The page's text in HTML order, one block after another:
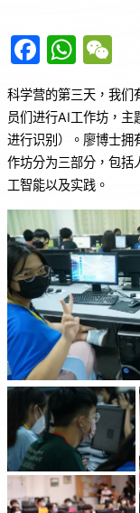
F
a
c
e
b
o
o
k
W
at
s
A
p
p
e
C
h
at
科学营的第三天，我
员们进行AI工作坊，
进行识别）。廖博士拥
作坊分为三部分，包括
工智能以及实践。